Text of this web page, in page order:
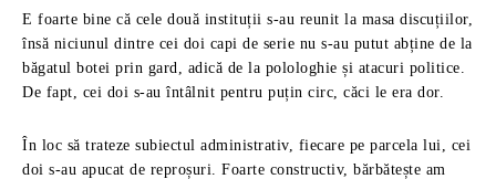
E foarte bine că cele două instituții s-au reunit la masa discuțiilor,
însă niciunul dintre cei doi capi de serie nu s-au putut abține de la
băgatul botei prin gard, adică de la polologhie și atacuri politice.
De fapt, cei doi s-au întâlnit pentru puțin circ, căci le era dor.
În loc să trateze subiectul administrativ, fiecare pe parcela lui, cei
doi s-au apucat de reproșuri. Foarte constructiv, bărbătește am